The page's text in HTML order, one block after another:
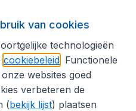
van cookies
technologieën
cookiebeleid . Functionele
websites goed
verbeteren de
(bekijk lijst) plaatsen